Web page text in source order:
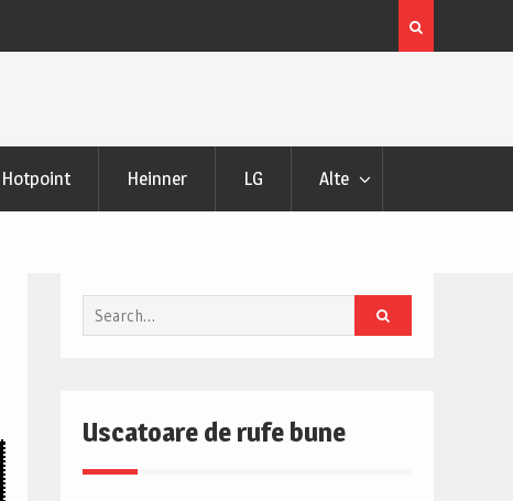
Uscator de rufe Samsung DV90DG52A0AHLE Review
Pareri
Hotpoint Heinner LG Alte
Search
for:
Uscatoare de rufe bune